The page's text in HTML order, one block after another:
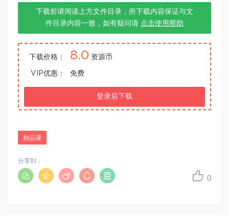
下载前请阅读上方文件目录，所下载内容保证与文
件目录内容一致，如有疑问请 点击使用帮助
下载价格： 8.0 资源币
VIP优惠： 免费
登录后下载
精品课
0
分享到：